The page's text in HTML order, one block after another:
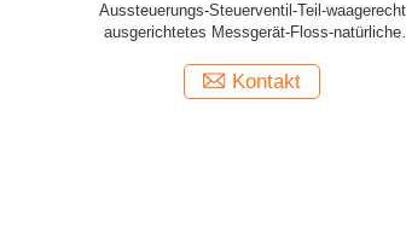
Langes Form-Behälter-waagerecht
ausgerichtete Messgerät-Floss, dauerhafter
Kontakt